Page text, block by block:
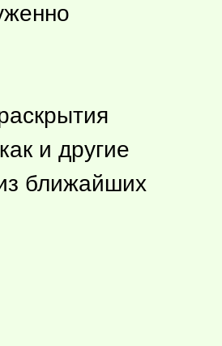
и другие
ближайших